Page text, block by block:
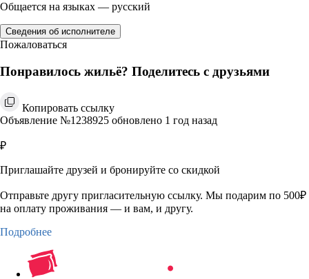
Общается на языках — русский
Сведения об исполнителе
Пожаловаться
Понравилось жильё? Поделитесь с друзьями
Копировать ссылку
Объявление №1238925 обновлено 1 год назад
₽
Приглашайте друзей и бронируйте со скидкой
Отправьте другу пригласительную ссылку. Мы подарим по 500₽
на оплату проживания — и вам, и другу.
Подробнее